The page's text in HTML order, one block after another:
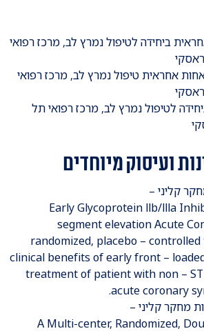
אחראית ביחידה לטיפול נמרץ לב, מרכז רפואי
- סגנית אחות אחראית טיפול נמרץ לב, מרכז רפואי
אחות ביחידה לטיפול נמרץ לב, מרכז רפואי תל
ועיסוק מיוחדים
Early Glycoprotein llb/llla
segment elevation Acute
randomized, placebo –
clinical benefits of early front –
treatment of patient with non –
acute coronary
A Multi-center, Randomized,